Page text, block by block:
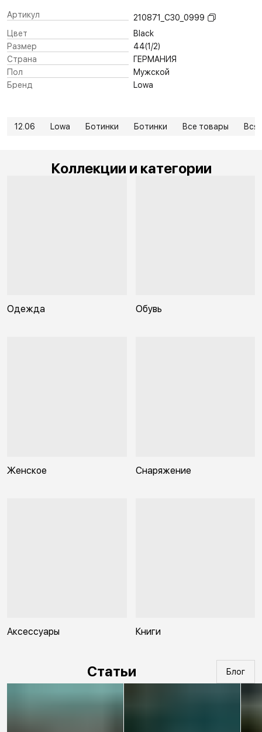
Артикул
210871_C30_0999
Цвет
Black
Размер
44(1/2)
Страна
ГЕРМАНИЯ
Пол
Мужской
Бренд
Lowa
12.06 Lowa Ботинки Ботинки Все товары Вся
Коллекции и категории
Одежда Обувь
Женское Снаряжение
Аксессуары Книги
Статьи Блог